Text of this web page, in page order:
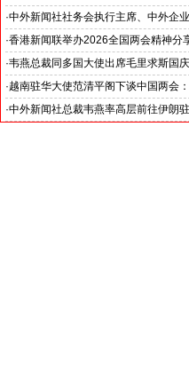
中外新闻社大使俱乐部向获奖大使表示
·中外新闻社社务会执行主席、中外企
证仪式在香港举行
·香港新闻联举办2026全国两会精神分
·韦燕总裁同多国大使出席毛里求斯国
·越南驻华大使范清平阁下谈中国两会：
“中国经济的稳定发展为越中双边合作
·中外新闻社总裁韦燕率高层前往伊朗